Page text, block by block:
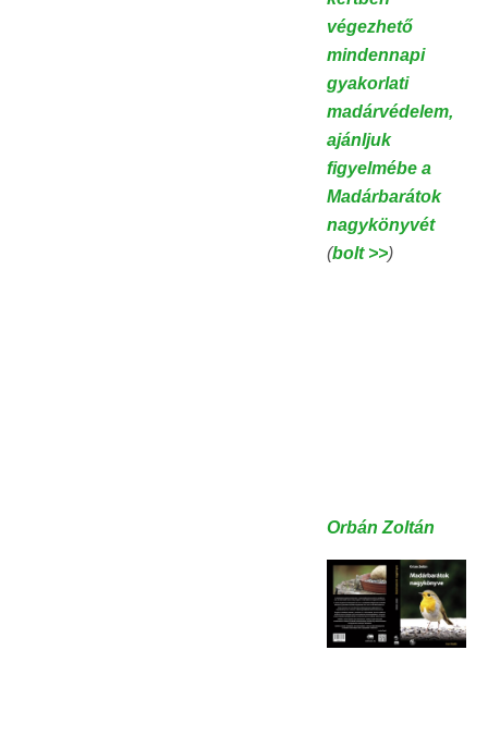
végezhető
mindennapi
gyakorlati
madárvédelem,
ajánljuk
figyelmébe a
Madárbarátok
nagykönyvét
(bolt >>)
Orbán Zoltán